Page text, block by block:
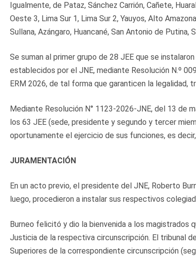
Igualmente, de Pataz, Sánchez Carrión, Cañete,
Oeste 3, Lima Sur 1, Lima Sur 2, Yauyos, Alto
Sullana, Azángaro, Huancané, San Antonio de Putina,
Se suman al primer grupo de 28 JEE que se
establecidos por el JNE, mediante Resolución N.º
ERM 2026, de tal forma que garanticen la
Mediante Resolución N° 1123-2026-JNE, del 13 de
los 63 JEE (sede, presidente y segundo y tercer
oportunamente el ejercicio de sus funciones, es
JURAMENTACIÓN
En un acto previo, el presidente del JNE, Roberto
luego, procedieron a instalar sus respectivos
Burneo felicitó y dio la bienvenida a los magistrados
Justicia de la respectiva circunscripción. El tribunal
Superiores de la correspondiente circunscripción